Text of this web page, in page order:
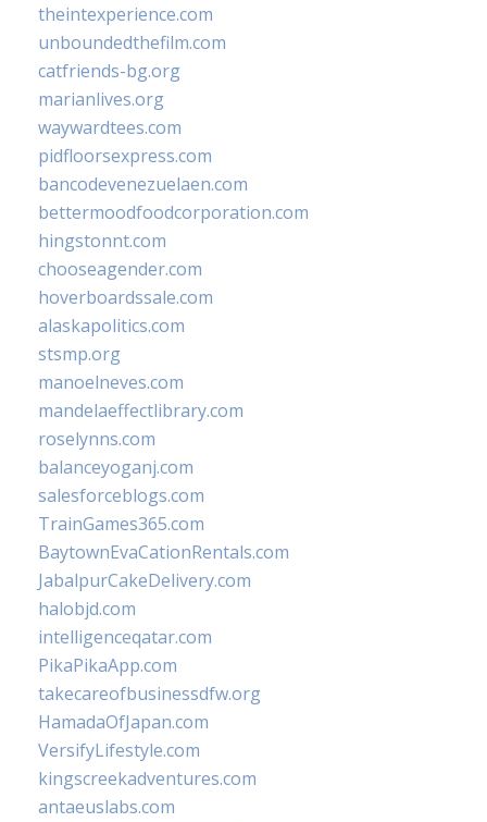
theintexperience.com
unboundedthefilm.com
catfriends-bg.org
marianlives.org
waywardtees.com
pidfloorsexpress.com
bancodevenezuelaen.com
bettermoodfoodcorporation.com
hingstonnt.com
chooseagender.com
hoverboardssale.com
alaskapolitics.com
stsmp.org
manoelneves.com
mandelaeffectlibrary.com
roselynns.com
balanceyoganj.com
salesforceblogs.com
TrainGames365.com
BaytownEvaCationRentals.com
JabalpurCakeDelivery.com
halobjd.com
intelligenceqatar.com
PikaPikaApp.com
takecareofbusinessdfw.org
HamadaOfJapan.com
VersifyLifestyle.com
kingscreekadventures.com
antaeuslabs.com